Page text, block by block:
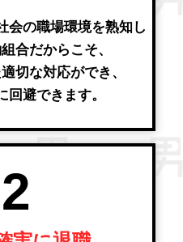
会の職場環境を熟知し
合だからこそ、
切な対応ができ、
回避できます。